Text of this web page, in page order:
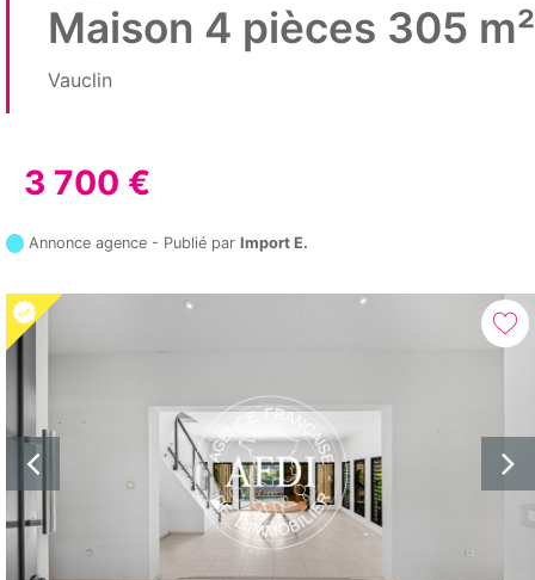
Maison 4 pièces 305 m²
Vauclin
3 700 €
Annonce agence - Publié parImport E.